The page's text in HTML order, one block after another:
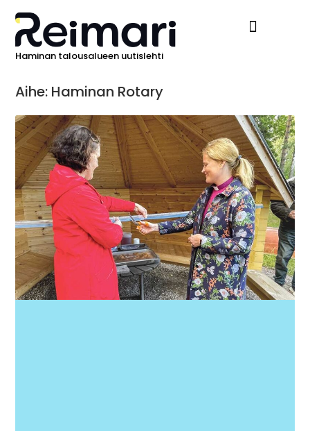
Haminan talousalueen uutislehti
Aihe: Haminan Rotary